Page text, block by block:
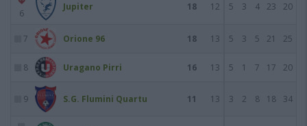
6
Jupiter 18 12 5 3 4 23 20
7 Orione 96 18 13 5 3 5 21 25
8 Uragano Pirri 16 13 5 1 7 17 20
9 S.G. Flumini Quartu 11 13 3 2 8 18 34